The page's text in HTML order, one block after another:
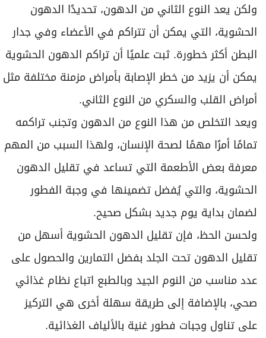
ولكن يعد النوع الثاني من الدهون، تحديدًا الدهون
الحشوية، التي يمكن أن تتراكم في الأعضاء وفي جدار
البطن أكثر خطورة. ثبت علميًا أن تراكم الدهون الحشوية
يمكن أن يزيد من خطر الإصابة بأمراض مزمنة مختلفة مثل
أمراض القلب والسكري من النوع الثاني.
ويعد التخلص من هذا النوع من الدهون وتجنب تراكمه
تمامًا أمرًا مهمًا لصحة الإنسان، ولهذا السبب من المهم
معرفة بعض الأطعمة التي تساعد في تقليل الدهون
الحشوية، والتي يُفضل تضمينها في وجبة الفطور
لضمان بداية يوم جديد بشكل صحيح.
ولحسن الحظ، فإن تقليل الدهون الحشوية أسهل من
تقليل الدهون تحت الجلد بفضل التمارين والحصول على
عدد مناسب من النوم الجيد وبالطبع اتباع نظام غذائي
صحي، بالإضافة إلى طريقة سهلة أخرى هي التركيز
على تناول وجبات فطور غنية بالألياف الغذائية.